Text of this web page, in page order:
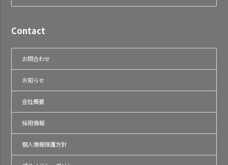
Contact
お問合わせ
お知らせ
会社概要
採用情報
個人情報保護方針